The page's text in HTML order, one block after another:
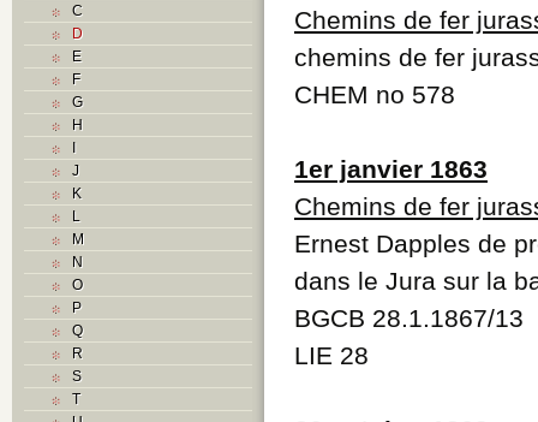
C
D
E
F
G
H
I
J
K
L
M
N
O
P
Q
R
S
T
Chemins de fer
chemins de fer
CHEM no 578
1er janvier 1863
Chemins de fer
Ernest Dapples de
dans le Jura sur la
BGCB 28.1.1867/13
LIE 28